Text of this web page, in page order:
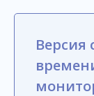
Версия